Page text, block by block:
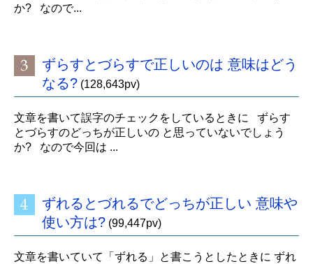
か? なので...
ずらすとづらすで正しいのは 意味はどう
なる? (128,643pv)
文章を書いて誤字のチェックをしているときに ずらす
とづらすのどっちが正しいの と思っていないでしょう
か? なので今回は ...
ずれるとづれるでどっちが正しい 意味や
使い方は? (99,447pv)
文章を書いていて「ずれる」と書こうとしたときに ずれ